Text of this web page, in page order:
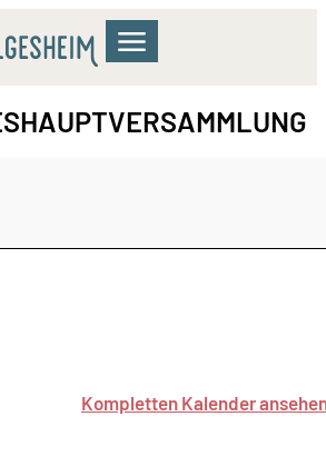
öffnen
Kompletten Kalender